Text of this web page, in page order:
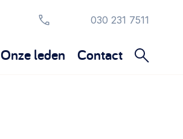
030 231 7511
Onze leden Contact